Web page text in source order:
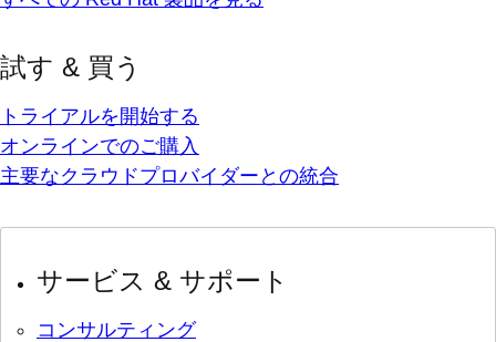
試す & 買う
トライアルを開始する
オンラインでのご購入
主要なクラウドプロバイダーとの統合
サービス & サポート
コンサルティング